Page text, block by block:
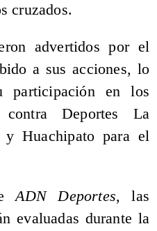
cruzados.
advertidos por el
a sus acciones, lo
participación en los
contra Deportes La
y Huachipato para el
ADN Deportes, las
evaluadas durante la